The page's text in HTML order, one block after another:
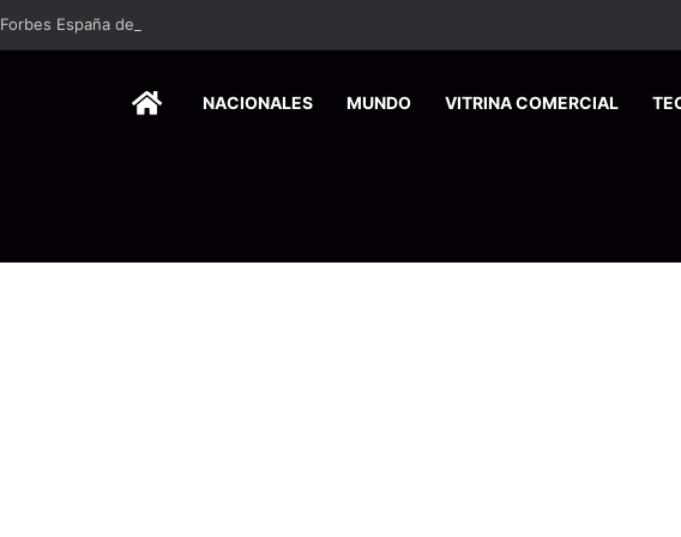
Forbes España dedica edición especial a Costa Rica para promover el turismo europeo
HOMENACIONALES MUNDO VITRINA COMERCIAL